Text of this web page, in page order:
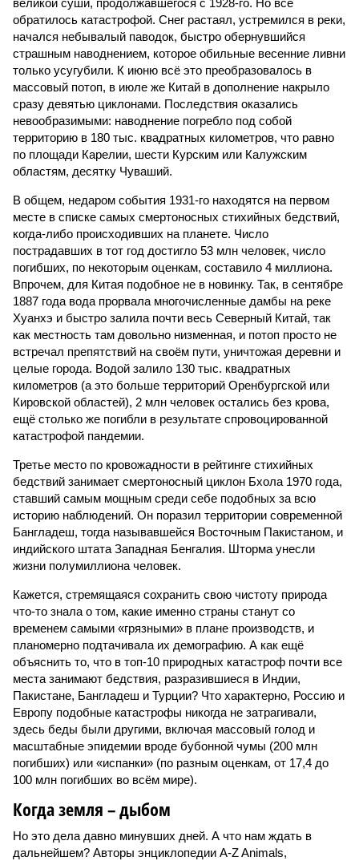
великой суши, продолжавшегося с 1928-го. Но всё
обратилось катастрофой. Снег растаял, устремился в реки,
начался небывалый паводок, быстро обернувшийся
страшным наводнением, которое обильные весенние ливни
только усугубили. К июню всё это преобразовалось в
массовый потоп, в июле же Китай в дополнение накрыло
сразу девятью циклонами. Последствия оказались
невообразимыми: наводнение погребло под собой
территорию в 180 тыс. квадратных километров, что равно
по площади Карелии, шести Курским или Калужским
областям, десятку Чуваший.
В общем, недаром события 1931-го находятся на первом
месте в списке самых смертоносных стихийных бедствий,
когда-либо происходивших на планете. Число
пострадавших в тот год достигло 53 млн человек, число
погибших, по некоторым оценкам, составило 4 миллиона.
Впрочем, для Китая подобное не в новинку. Так, в сентябре
1887 года вода прорвала многочисленные дамбы на реке
Хуанхэ и быстро залила почти весь Северный Китай, так
как местность там довольно низменная, и потоп просто не
встречал препятствий на своём пути, уничтожая деревни и
целые города. Водой залило 130 тыс. квадратных
километров (а это больше территорий Оренбургской или
Кировской областей), 2 млн человек остались без крова,
ещё столько же погибли в результате спровоцированной
катастрофой пандемии.
Третье место по кровожадности в рейтинге стихийных
бедствий занимает смертоносный циклон Бхола 1970 года,
ставший самым мощным среди себе подобных за всю
историю наблюдений. Он поразил территории современной
Бангладеш, тогда называвшейся Восточным Пакистаном, и
индийского штата Западная Бенгалия. Шторма унесли
жизни полумиллиона человек.
Кажется, стремящаяся сохранить свою чистоту природа
что-то знала о том, какие именно страны станут со
временем самыми «грязными» в плане производств, и
планомерно подтачивала их демографию. А как ещё
объяснить то, что в топ-10 природных катастроф почти все
места занимают бедствия, разразившиеся в Индии,
Пакистане, Бангладеш и Турции? Что характерно, Россию и
Европу подобные катастрофы никогда не затрагивали,
здесь беды были другими, включая массовый голод и
масштабные эпидемии вроде бубонной чумы (200 млн
погибших) или «испанки» (по разным оценкам, от 17,4 до
100 млн погибших во всём мире).
Когда земля – дыбом
Но это дела давно минувших дней. А что нам ждать в
дальнейшем? Авторы энциклопедии A-Z Animals,